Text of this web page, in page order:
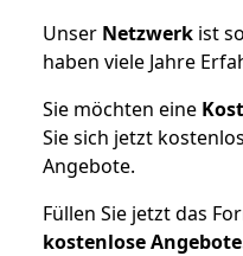
Unser Netzwerk ist
haben viele Jahre
Sie möchten eine
Sie sich jetzt
Angebote.
Füllen Sie jetzt das
kostenlose